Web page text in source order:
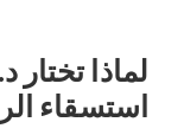
لماذا تختار
استسقاء